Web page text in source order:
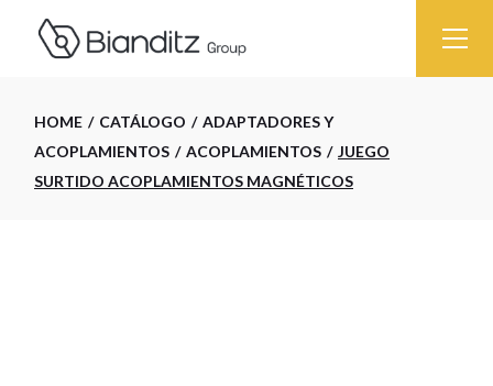
HOME CATÁLOGO
ADAPTADORES Y
ACOPLAMIENTOS
ACOPLAMIENTOS
JUEGO
SURTIDO ACOPLAMIENTOS MAGNÉTICOS